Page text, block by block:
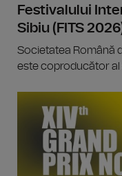
Festivalului
Sibiu (FITS
Societatea Română
este coproducător al